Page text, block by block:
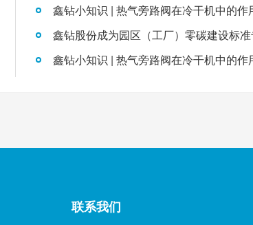
鑫钻小知识 | 热气旁路阀在冷干机中的作
鑫钻小知识 | 热气旁路阀在冷干机中的作
联系我们